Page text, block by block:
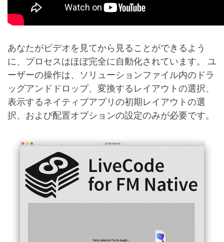
あなたがビデオを見てから見ることができるよう
に、プロセスはほぼ完全に自動化されています。 ユ
ーザーの操作は、ソリューションファイル内のドラ
ッグアンドドロップ、変換するレイアウトの選択、
表示するネイティブアプリの初期レイアウトの選
択、および配置オプションの設定のみが必要です。